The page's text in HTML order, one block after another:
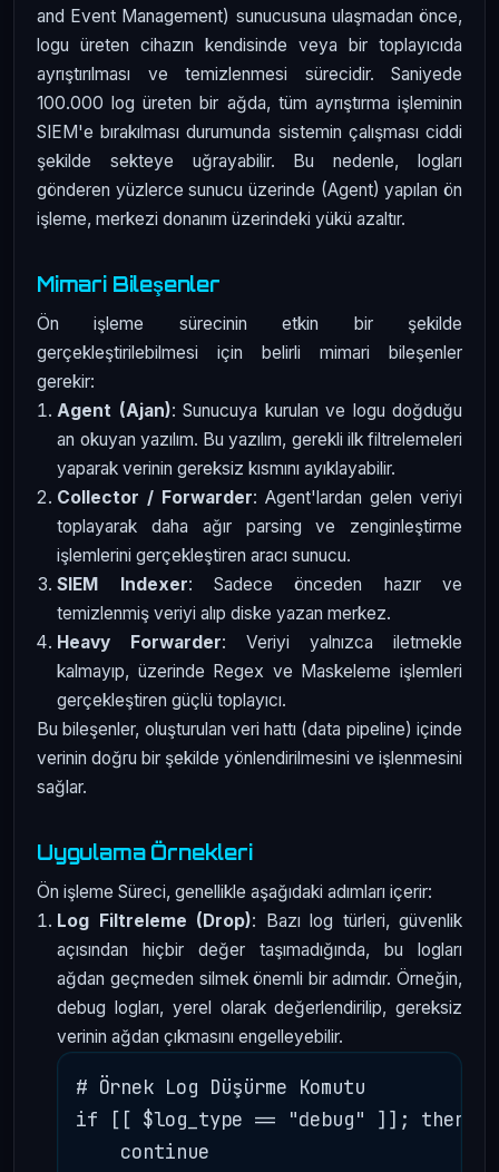
and Event Management) sunucusuna ulaşmadan önce,
logu üreten cihazın kendisinde veya bir toplayıcıda
ayrıştırılması ve temizlenmesi sürecidir. Saniyede
100.000 log üreten bir ağda, tüm ayrıştırma işleminin
SIEM'e bırakılması durumunda sistemin çalışması ciddi
şekilde sekteye uğrayabilir. Bu nedenle, logları
gönderen yüzlerce sunucu üzerinde (Agent) yapılan ön
işleme, merkezi donanım üzerindeki yükü azaltır.
Mimari Bileşenler
Ön işleme sürecinin etkin bir şekilde
gerçekleştirilebilmesi için belirli mimari bileşenler
gerekir:
Agent (Ajan): Sunucuya kurulan ve logu doğduğu
an okuyan yazılım. Bu yazılım, gerekli ilk filtrelemeleri
yaparak verinin gereksiz kısmını ayıklayabilir.
Collector / Forwarder: Agent'lardan gelen veriyi
toplayarak daha ağır parsing ve zenginleştirme
işlemlerini gerçekleştiren aracı sunucu.
SIEM Indexer: Sadece önceden hazır ve
temizlenmiş veriyi alıp diske yazan merkez.
Heavy Forwarder: Veriyi yalnızca iletmekle
kalmayıp, üzerinde Regex ve Maskeleme işlemleri
gerçekleştiren güçlü toplayıcı.
Bu bileşenler, oluşturulan veri hattı (data pipeline) içinde
verinin doğru bir şekilde yönlendirilmesini ve işlenmesini
sağlar.
Uygulama Örnekleri
Ön işleme Süreci, genellikle aşağıdaki adımları içerir:
Log Filtreleme (Drop): Bazı log türleri, güvenlik
açısından hiçbir değer taşımadığında, bu logları
ağdan geçmeden silmek önemli bir adımdır. Örneğin,
debug logları, yerel olarak değerlendirilip, gereksiz
verinin ağdan çıkmasını engelleyebilir.
# Örnek Log Düşürme Komutu
if [[ $log_type == "debug" ]]; then
    continue